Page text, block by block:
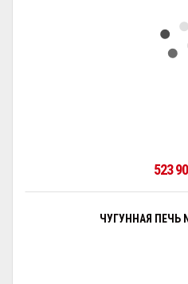
523
ЧУГУННАЯ ПЕЧЬ